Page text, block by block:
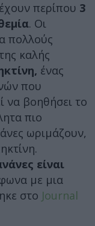
περίπου 3
. Οι
πολλούς
καλής
ένας
που
να βοηθήσει το
πιο
ωριμάζουν,
είναι
με μια
στο Journal